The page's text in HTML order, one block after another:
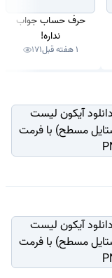
حرف حساب جواب
نداره!
1 هفته قبل 171